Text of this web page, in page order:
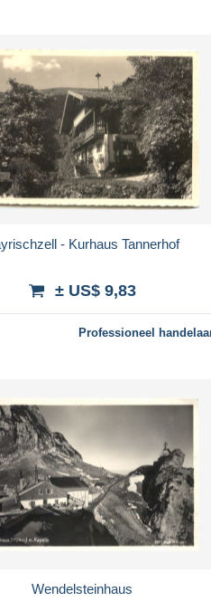
- Kurhaus Tannerhof
± US$ 9,83
Professioneel
Wendelsteinhaus